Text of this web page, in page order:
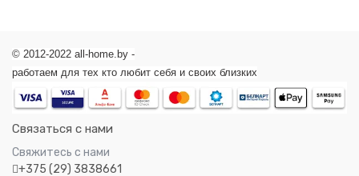
© 2012-2022 all-home.by -
работаем для тех кто любит себя и своих близких
Связаться с нами
Свяжитесь с нами
+375 (29) 3838661